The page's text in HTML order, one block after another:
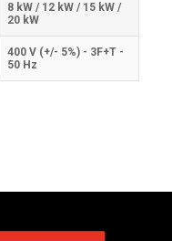
8 kW / 12 kW / 15 kW /
20 kW
400 V (+/- 5%) - 3F+T -
50 Hz